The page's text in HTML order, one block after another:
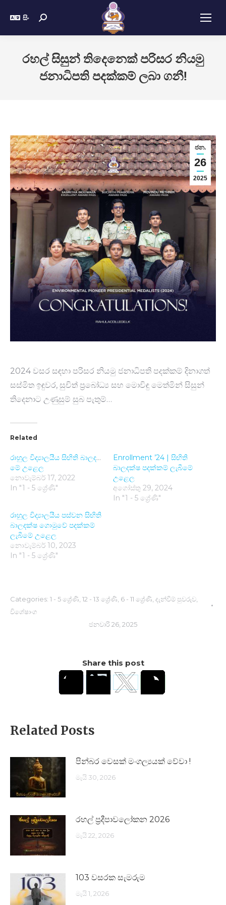
සිං
රහල් සිසුන් තිදෙනෙක් පරිසර නියමු
ජනාධිපති පදක්කම් ලබා ගනී!
ජන.
26
2025
2024 වසර සඳහා පරිසර නියමු ජනාධිපති පදක්කම් දිනාගත්
සස්මිත ඉඳුවර, සුචිත් ප්‍රබෝධ්‍ය සහ මොවිඳු මෙත්මින් සිසුන්
තිදෙනාට උණුසුම් සුබ පැතුම්…
Related
රාහුල විද්‍යාලයීය සිඟිති බාලදක්ෂයිමන්ගේ පදක්කම් පැළැඳවීමේ සහ
මේ උළෙ​ල
නොවැම්බර් 17, 2022
In "1 - 5 ශ්‍රේණි"
Enrollment ’24 | සිඟිති
බාලදක්ෂ පදක්කම් ලැබීමේ
උළෙල
අගෝස්තු 29, 2024
In "1 - 5 ශ්‍රේණි"
රාහුල විද්‍යාලයීය පස්වන සිඟිති
බාලදක්ෂ ගොමුවේ පදක්කම්
ලැබීමේ උළෙල
නොවැම්බර් 10, 2023
In "1 - 5 ශ්‍රේණි"
Categories: 1 - 5 ශ්‍රේණි 12 - 13 ශ්‍රේණි 6 - 11 ශ්‍රේණි දැන්වීම් පුවරුව
විශේෂාංග
ජනවාරි 26, 2025
Share this post
Related Posts
පින්බර වෙසක් මංගල්‍යයක් වේවා !
මැයි 30, 2026
රහල් ප්‍රදීපාවලෝකන 2026
මැයි 22, 2026
103 වසරක සැමරුම
මැයි 1, 2026